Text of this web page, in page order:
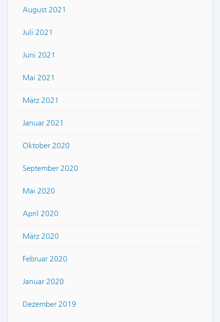
August 2021
Juli 2021
Juni 2021
Mai 2021
März 2021
Januar 2021
Oktober 2020
September 2020
Mai 2020
April 2020
März 2020
Februar 2020
Januar 2020
Dezember 2019